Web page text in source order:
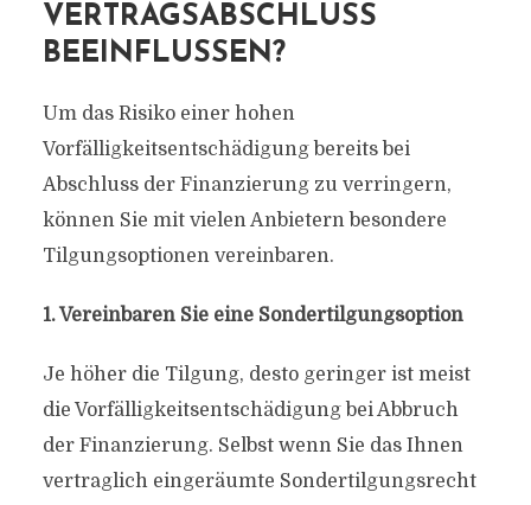
VERTRAGSABSCHLUSS
BEEINFLUSSEN?
Um das Risiko einer hohen
Vorfälligkeitsentschädigung bereits bei
Abschluss der Finanzierung zu verringern,
können Sie mit vielen Anbietern besondere
Tilgungsoptionen vereinbaren.
1. Vereinbaren Sie eine Sondertilgungsoption
Je höher die Tilgung, desto geringer ist meist
die Vorfälligkeitsentschädigung bei Abbruch
der Finanzierung. Selbst wenn Sie das Ihnen
vertraglich eingeräumte Sondertilgungsrecht